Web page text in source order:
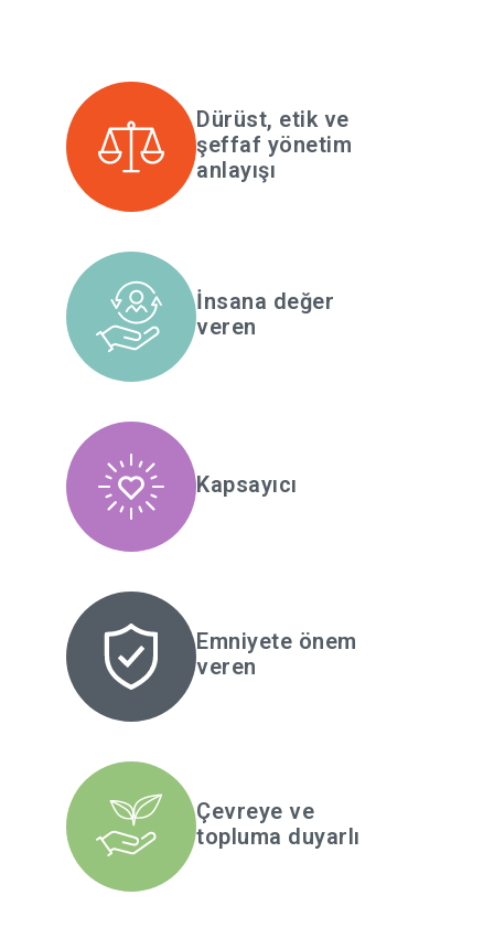
Dürüst, etik ve
şeffaf yönetim
anlayışı
İnsana değer
veren
Kapsayıcı
Emniyete önem
veren
Çevreye ve
topluma duyarlı